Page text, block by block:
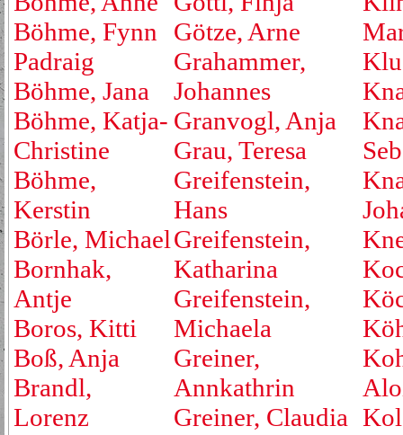
Böhme, Fynn
Padraig
Böhme, Jana
Böhme, Katja-
Christine
Böhme,
Kerstin
Börle, Michael
Bornhak,
Antje
Boros, Kitti
Boß, Anja
Brandl,
Lorenz
Götze, Arne
Grahammer,
Johannes
Granvogl, Anja
Grau, Teresa
Greifenstein,
Hans
Greifenstein,
Katharina
Greifenstein,
Michaela
Greiner,
Annkathrin
Greiner, Claudia